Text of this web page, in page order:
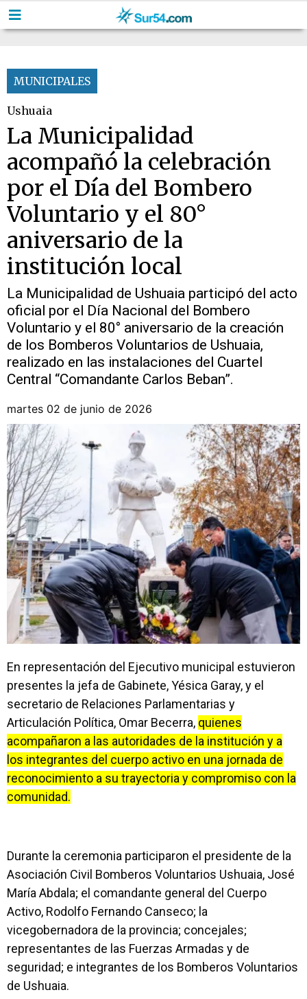
MUNICIPALES
Ushuaia
La Municipalidad
acompañó la celebración
por el Día del Bombero
Voluntario y el 80°
aniversario de la
institución local
La Municipalidad de Ushuaia participó del acto
oficial por el Día Nacional del Bombero
Voluntario y el 80° aniversario de la creación
de los Bomberos Voluntarios de Ushuaia,
realizado en las instalaciones del Cuartel
Central “Comandante Carlos Beban”.
martes 02 de junio de 2026
En representación del Ejecutivo municipal estuvieron
presentes la jefa de Gabinete, Yésica Garay, y el
secretario de Relaciones Parlamentarias y
Articulación Política, Omar Becerra, quienes
acompañaron a las autoridades de la institución y a
los integrantes del cuerpo activo en una jornada de
reconocimiento a su trayectoria y compromiso con la
comunidad.
Durante la ceremonia participaron el presidente de la
Asociación Civil Bomberos Voluntarios Ushuaia, José
María Abdala; el comandante general del Cuerpo
Activo, Rodolfo Fernando Canseco; la
vicegobernadora de la provincia; concejales;
representantes de las Fuerzas Armadas y de
seguridad; e integrantes de los Bomberos Voluntarios
de Ushuaia.